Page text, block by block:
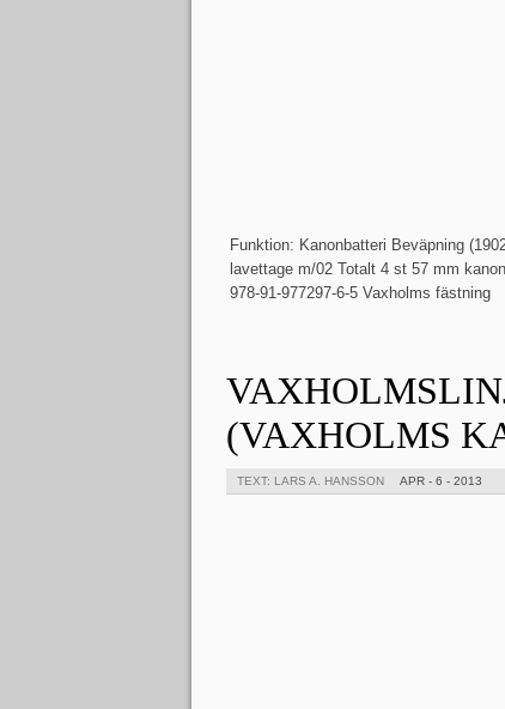
Funktion: Kanonbatteri Beväpning
lavettage m/02 Totalt 4 st 57 mm
978-91-977297-6-5 Vaxholms fästning
(VAXHOLMS
TEXT: LARS A. HANSSON APR - 6 - 2013